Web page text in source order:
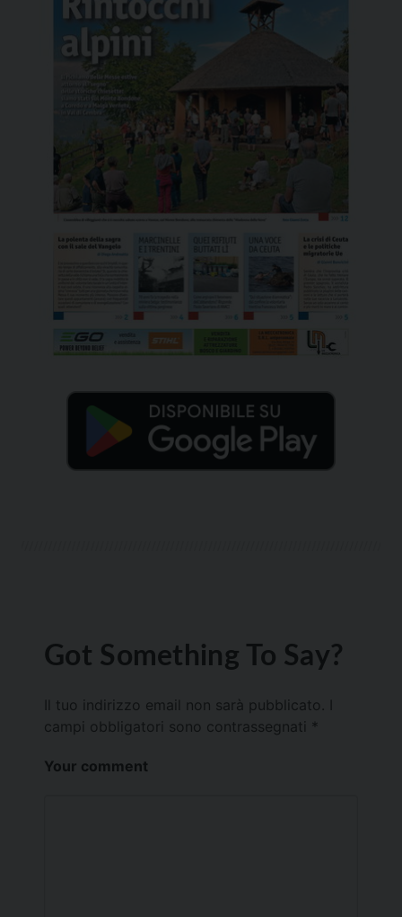
Got Something To Say?
Il tuo indirizzo email non sarà pubblicato.
campi obbligatori sono contrassegnati *
Your comment